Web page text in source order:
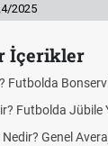
2025
İçerikler
Futbolda
Futbolda Jübile
Genel